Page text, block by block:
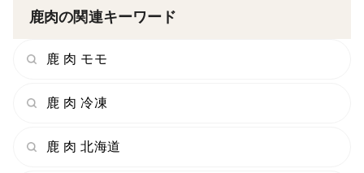
鹿肉の関連キーワード
鹿 肉 モモ
鹿 肉 冷凍
鹿 肉 北海道